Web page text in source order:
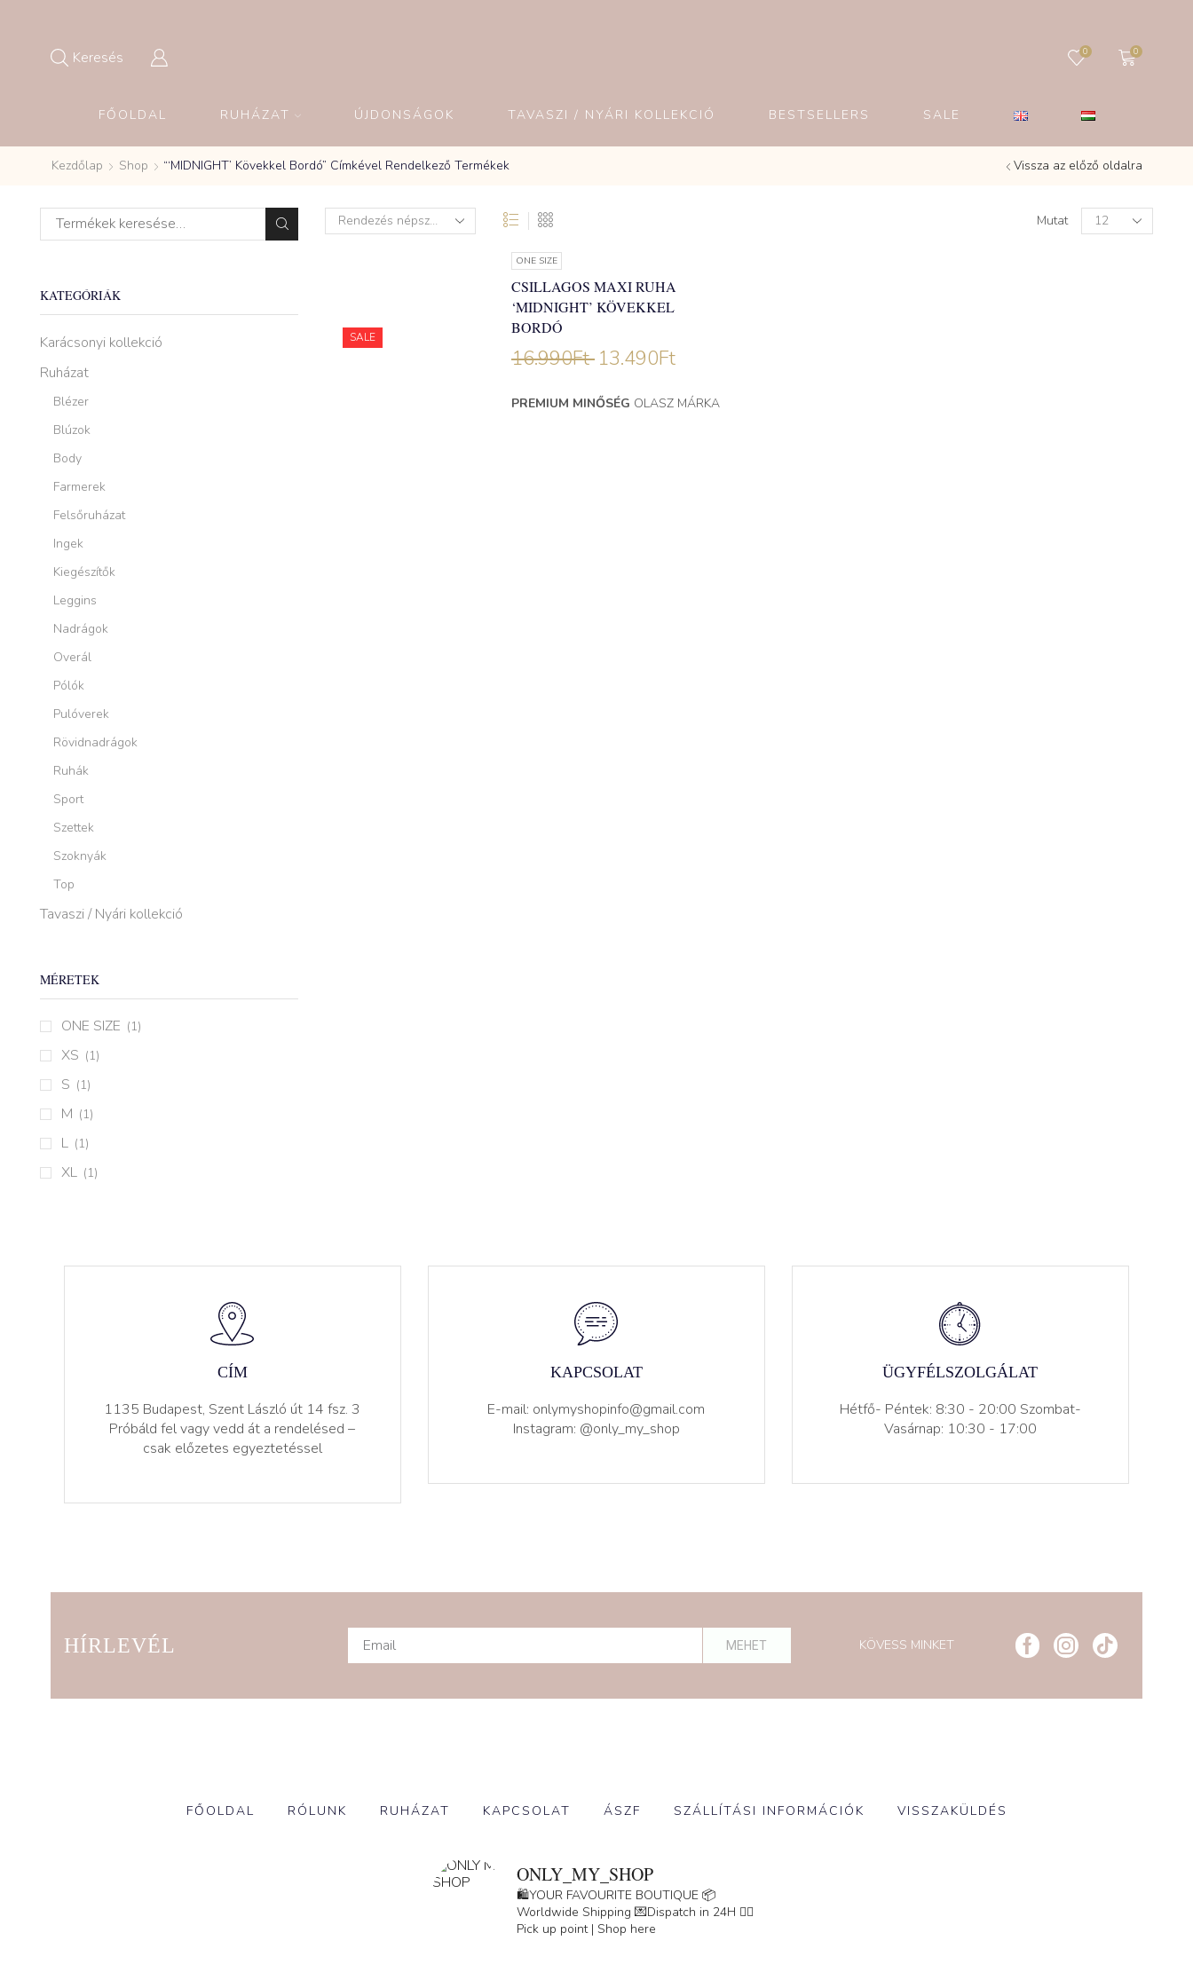
Keresés 0 0
FŐOLDAL RUHÁZAT ÚJDONSÁGOK TAVASZI / NYÁRI KOLLEKCIÓ BESTSELLERS SALE
Kezdőlap Shop “‘MIDNIGHT’ Kövekkel Bordó” Címkével Rendelkező Termékek Vissza az előző oldalra
Mutat
SALE
ONE SIZE
CSILLAGOS MAXI RUHA
‘MIDNIGHT’ KÖVEKKEL
BORDÓ
16.990Ft 13.490Ft
PREMIUM MINŐSÉG OLASZ MÁRKA
KATEGÓRIÁK
Karácsonyi kollekció
Ruházat
Blézer
Blúzok
Body
Farmerek
Felsőruházat
Ingek
Kiegészítők
Leggins
Nadrágok
Overál
Pólók
Pulóverek
Rövidnadrágok
Ruhák
Sport
Szettek
Szoknyák
Top
Tavaszi / Nyári kollekció
MÉRETEK
ONE SIZE (1)
XS (1)
S (1)
M (1)
L (1)
XL (1)
CÍM
1135 Budapest, Szent László út 14 fsz. 3
Próbáld fel vagy vedd át a rendelésed –
csak előzetes egyeztetéssel
KAPCSOLAT
E-mail: onlymyshopinfo@gmail.com
Instagram: @only_my_shop
ÜGYFÉLSZOLGÁLAT
Hétfő- Péntek: 8:30 - 20:00 Szombat-
Vasárnap: 10:30 - 17:00
HÍRLEVÉL MEHET KÖVESS MINKET
FŐOLDAL RÓLUNK RUHÁZAT KAPCSOLAT ÁSZF SZÁLLÍTÁSI INFORMÁCIÓK VISSZAKÜLDÉS
ONLY_MY_SHOP
🛍️YOUR FAVOURITE BOUTIQUE📦
Worldwide Shipping 💌Dispatch in 24H 👇🏽
Pick up point | Shop here